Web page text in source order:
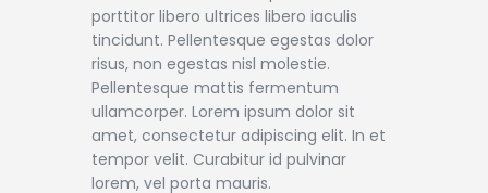
porttitor libero ultrices libero iaculis
tincidunt. Pellentesque egestas dolor
risus, non egestas nisl molestie.
Pellentesque mattis fermentum
ullamcorper. Lorem ipsum dolor sit
amet, consectetur adipiscing elit. In et
tempor velit. Curabitur id pulvinar
lorem, vel porta mauris.